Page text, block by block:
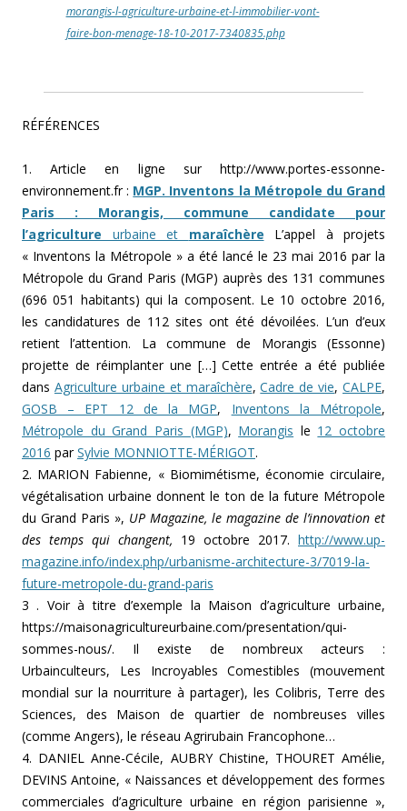
morangis-l-agriculture-urbaine-et-l-immobilier-vont-
faire-bon-menage-18-10-2017-7340835.php
RÉFÉRENCES
1. Article en ligne sur http://www.portes-essonne-
environnement.fr : MGP. Inventons la Métropole du Grand
Paris : Morangis, commune candidate pour
l’agriculture urbaine et maraîchère L’appel à projets
« Inventons la Métropole » a été lancé le 23 mai 2016 par la
Métropole du Grand Paris (MGP) auprès des 131 communes
(696 051 habitants) qui la composent. Le 10 octobre 2016,
les candidatures de 112 sites ont été dévoilées. L’un d’eux
retient l’attention. La commune de Morangis (Essonne)
projette de réimplanter une […] Cette entrée a été publiée
dans Agriculture urbaine et maraîchère,Cadre de vie, CALPE,
GOSB – EPT 12 de la MGP, Inventons la Métropole,
Métropole du Grand Paris (MGP), Morangis le 12 octobre
2016 parSylvie MONNIOTTE-MÉRIGOT.
2. MARION Fabienne, « Biomimétisme, économie circulaire,
végétalisation urbaine donnent le ton de la future Métropole
du Grand Paris », UP Magazine, le magazine de l’innovation et
des temps qui changent, 19 octobre 2017. http://www.up-
magazine.info/index.php/urbanisme-architecture-3/7019-la-
future-metropole-du-grand-paris
3 . Voir à titre d’exemple la Maison d’agriculture urbaine,
https://maisonagricultureurbaine.com/presentation/qui-
sommes-nous/. Il existe de nombreux acteurs :
Urbainculteurs, Les Incroyables Comestibles (mouvement
mondial sur la nourriture à partager), les Colibris, Terre des
Sciences, des Maison de quartier de nombreuses villes
(comme Angers), le réseau Agrirubain Francophone…
4. DANIEL Anne-Cécile, AUBRY Chistine, THOURET Amélie,
DEVINS Antoine, « Naissances et développement des formes
commerciales d’agriculture urbaine en région parisienne »,